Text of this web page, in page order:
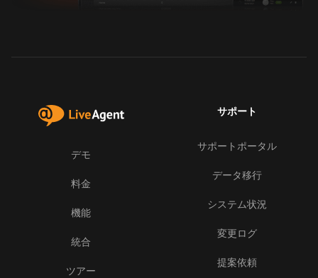
デモ
料金
機能
統合
ツアー
サポート
サポートポータル
データ移行
システム状況
変更ログ
提案依頼